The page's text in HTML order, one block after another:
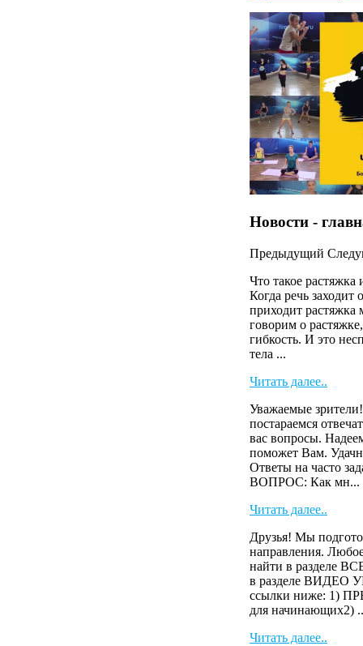
Новости -
Предыдущий
Что такое
Когда речь заходит
приходит
говорим о
гибкость. И это
тела ...
Читать далее..
Уважаемые
постараемся
вас вопросы.
поможет Вам.
Ответы на часто
ВОПРОС: Как мн...
Читать далее..
Друзья! Мы
направления.
найти в разделе
в разделе ВИДЕО
ссылки ниже: 1)
для начинающих2)
Читать далее..